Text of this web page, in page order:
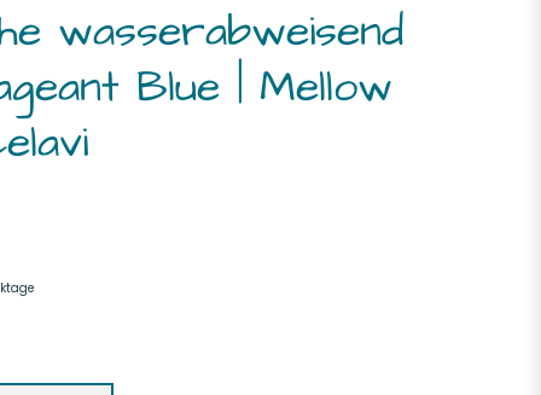
wasserabweisend
Blue | Mellow